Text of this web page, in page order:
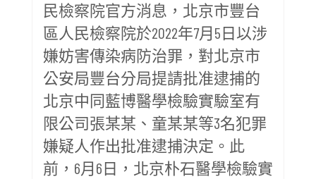
民檢察院官方消息，北京市豐台
區人民檢察院於2022年7月5日以涉
嫌妨害傳染病防治罪，對北京市
公安局豐台分局提請批准逮捕的
北京中同藍博醫學檢驗實驗室有
限公司張某某、童某某等3名犯罪
嫌疑人作出批准逮捕決定。此
前，6月6日，北京朴石醫學檢驗實